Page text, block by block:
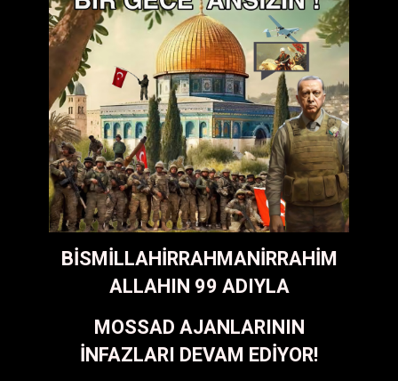
BİSMİLLAHİRRAHMANİRRAHİM
ALLAHIN 99 ADIYLA
MOSSAD AJANLARININ
İNFAZLARI DEVAM EDİYOR!